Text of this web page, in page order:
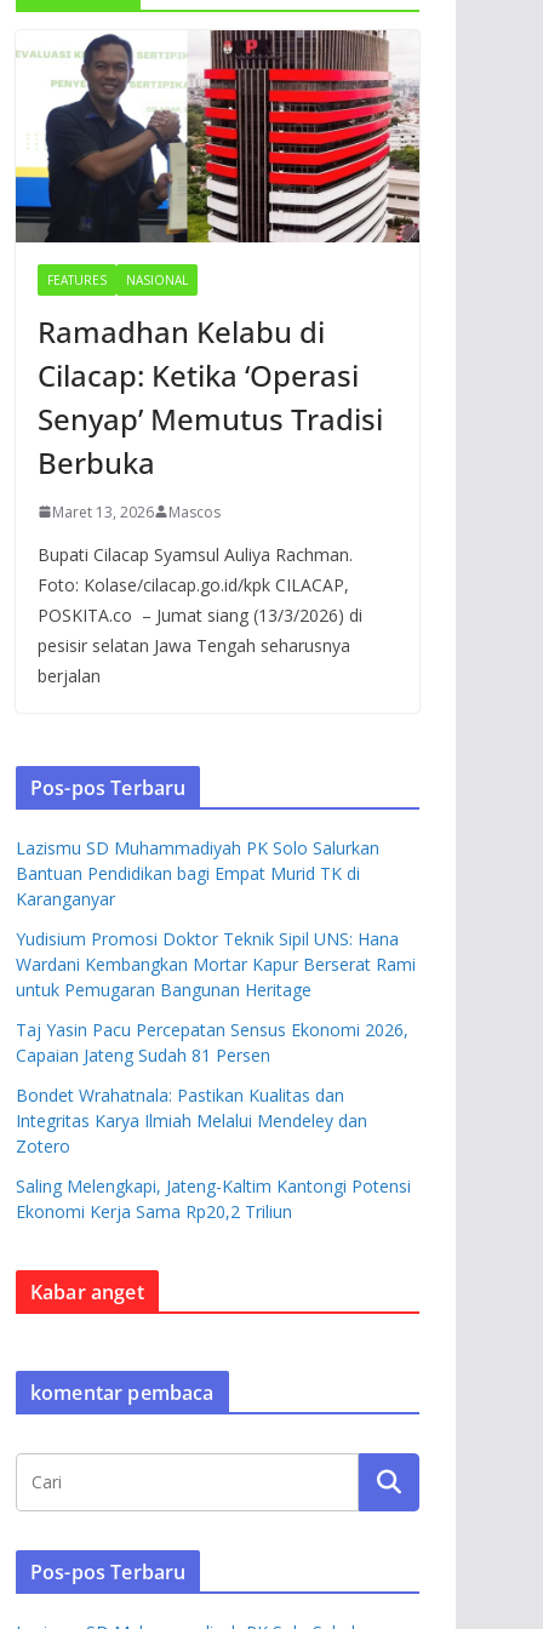
FEATURES NASIONAL
Ramadhan Kelabu di
Cilacap: Ketika ‘Operasi
Senyap’ Memutus Tradisi
Berbuka
Maret 13, 2026 Mascos
Bupati Cilacap Syamsul Auliya Rachman.
Foto: Kolase/cilacap.go.id/kpk CILACAP,
POSKITA.co – Jumat siang (13/3/2026) di
pesisir selatan Jawa Tengah seharusnya
berjalan
Pos-pos Terbaru
Lazismu SD Muhammadiyah PK Solo Salurkan
Bantuan Pendidikan bagi Empat Murid TK di
Karanganyar
Yudisium Promosi Doktor Teknik Sipil UNS: Hana
Wardani Kembangkan Mortar Kapur Berserat Rami
untuk Pemugaran Bangunan Heritage
Taj Yasin Pacu Percepatan Sensus Ekonomi 2026,
Capaian Jateng Sudah 81 Persen
Bondet Wrahatnala: Pastikan Kualitas dan
Integritas Karya Ilmiah Melalui Mendeley dan
Zotero
Saling Melengkapi, Jateng-Kaltim Kantongi Potensi
Ekonomi Kerja Sama Rp20,2 Triliun
Kabar anget
komentar pembaca
Pos-pos Terbaru